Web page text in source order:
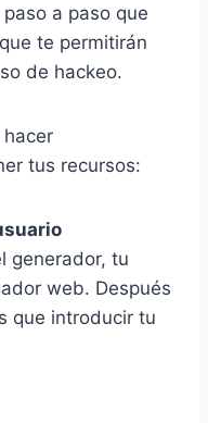
a paso que
te permitirán
de hackeo.
hacer
tus recursos:
generador, tu
web. Después
que introducir tu